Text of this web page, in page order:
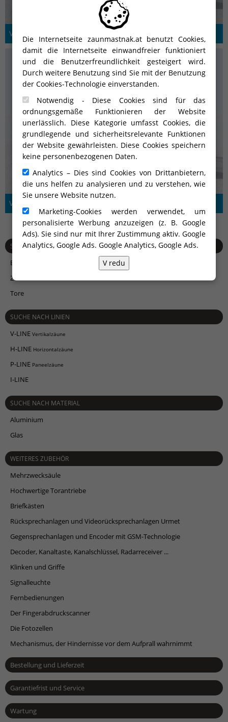
Die Internetseite zaunmastnak.at benutzt Cookies,
damit die Internetseite einwandfreier funktioniert
und die Benutzerfreundlichkeit gesteigert wird.
Durch weitere Benutzung sind Sie mit der Benutzung
der Cookies-Technologie einverstanden.
Notwendig - Diese Cookies sind für das
ordnungsgemäße Funktionieren der Website
unerlässlich. Diese Kategorie umfasst Cookies, die
grundlegende und sicherheitsrelevante Funktionen
der Website gewährleisten. Diese Cookies speichern
keine personenbezogenen Daten.
Analytics – Dies sind Cookies von Drittanbietern,
die uns helfen zu analysieren und zu verstehen, wie
Sie unsere Website nutzen.
Marketing-Cookies werden verwendet, um
personalisierte Werbung anzuzeigen (z. B. Google
Ads). Sie sind nur mit Ihrer Zustimmung aktiv. Google
Analytics, Google Ads. Google Analytics, Google Ads.
V redu
SUCHE NACH BAUARTEN
Balkongeländer
Zäune
Tore
SUCHE NACH LINIEN
V-LINE Vertikalzäune
H-LINE Horizontalzäune
P-LINE Paneelzäune
I-LINE
SUCHE NACH MATERIAL
Aluminium
Glas
WEITERES ZUBEHÖR
Mehrzwecksäule
Hochwertige Torantriebe
Briefkästen
Rücksprechanlagen und Videorücksprechanlagen Urmet
Gegensprechanlagen und Encoder mit GSM-Technologie
Decoder, Kanaltaste, Kanalschlüssel, Radarreceiver ...
Klinken und Griffe
Signalleuchte
Fernbedienungen
Der Fingerabdruckscanner
Die Fotozellen
Mechanismus, der Hindernisse vor dem Aufprall wahrnimmt
Bestellung und Lieferzeit
Garantiefrist und Service
Wartung
V-line ALU-L1-70-S-3
V-line ALU-L1-70-T-3